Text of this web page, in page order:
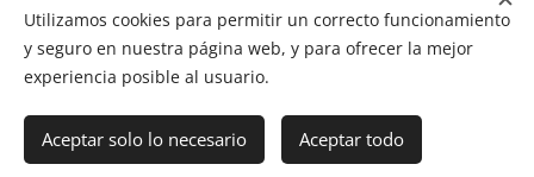
Añadir a la cesta
Tf.666351543
Utilizamos cookies para permitir un correcto funcionamiento
y seguro en nuestra página web, y para ofrecer la mejor
experiencia posible al usuario.
Aceptar solo lo necesario Aceptar todo